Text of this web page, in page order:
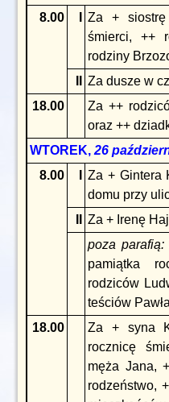
8.00
Za +
śmierci, ++
rodziny
Za dusze w
18.00
Za ++
oraz ++
WTOREK,26
8.00
Za + Gintera
domu przy
Za + Irenę
poza parafią:
pamiątka
rodziców
teściów
18.00
Za + syna
rocznicę
męża Jana,
rodzeństwo,